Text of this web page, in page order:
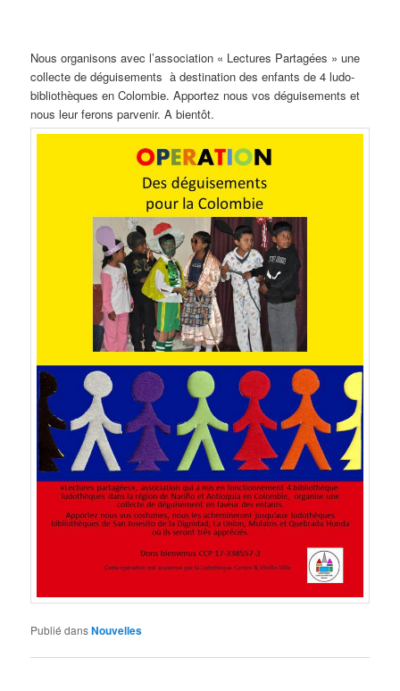
Nous organisons avec l’association « Lectures Partagées » une
collecte de déguisements à destination des enfants de 4 ludo-
bibliothèques en Colombie. Apportez nous vos déguisements et
nous leur ferons parvenir. A bientôt.
Publié dansNouvelles